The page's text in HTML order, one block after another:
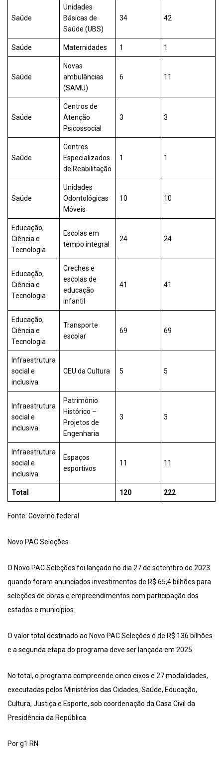
Saúde
Unidades
Básicas de
Saúde (UBS)
34 42
Saúde Maternidades 1 1
Saúde
Novas
ambulâncias
(SAMU)
6 11
Saúde
Centros de
Atenção
Psicossocial
3 3
Saúde
Centros
Especializados
de Reabilitação
1 1
Saúde
Unidades
Odontológicas
Móveis
10 10
Educação,
Ciência e
Tecnologia
Escolas em
tempo integral
24 24
Educação,
Ciência e
Tecnologia
Creches e
escolas de
educação
infantil
41 41
Educação,
Ciência e
Tecnologia
Transporte
escolar
69 69
Infraestrutura
social e
inclusiva
CEU da Cultura 5 5
Infraestrutura
social e
inclusiva
Patrimônio
Histórico –
Projetos de
Engenharia
3 3
Infraestrutura
social e
inclusiva
Espaços
esportivos
11 11
Total 120 222
Fonte: Governo federal
Novo PAC Seleções
O Novo PAC Seleções foi lançado no dia 27 de setembro de 2023
quando foram anunciados investimentos de R$ 65,4 bilhões para
seleções de obras e empreendimentos com participação dos
estados e municípios.
O valor total destinado ao Novo PAC Seleções é de R$ 136 bilhões
e a segunda etapa do programa deve ser lançada em 2025.
No total, o programa compreende cinco eixos e 27 modalidades,
executadas pelos Ministérios das Cidades, Saúde, Educação,
Cultura, Justiça e Esporte, sob coordenação da Casa Civil da
Presidência da República.
Por g1 RN